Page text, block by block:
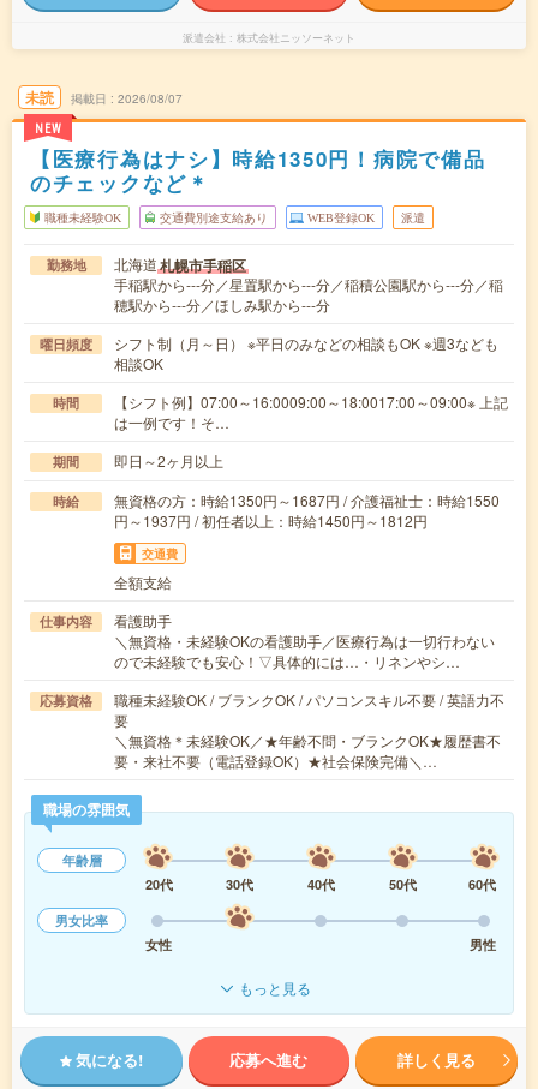
派遣会社 株式会社ニッソーネット
未読
NEW
掲載日 2026/08/07
【医療行為はナシ】時給1350円！病院で備品
のチェックなど＊
職種未経験OK 交通費別途支給あり WEB登録OK 派遣
勤務地 北海道札幌市手稲区
手稲駅から---分／星置駅から---分／稲積公園駅から---分／稲
穂駅から---分／ほしみ駅から---分
曜日頻度
シフト制（月～日） ※平日のみなどの相談もOK ※週3なども
相談OK
時間
【シフト例】07:00～16:0009:00～18:0017:00～09:00※ 上記
は一例です！そ…
期間 即日～2ヶ月以上
時給
無資格の方：時給1350円～1687円 / 介護福祉士：時給1550
円～1937円 / 初任者以上：時給1450円～1812円
交通費
全額支給
仕事内容
看護助手
＼無資格・未経験OKの看護助手／医療行為は一切行わない
ので未経験でも安心！▽具体的には…・リネンやシ…
応募資格
職種未経験OK / ブランクOK / パソコンスキル不要 / 英語力不
要
＼無資格＊未経験OK／★年齢不問・ブランクOK★履歴書不
要・来社不要（電話登録OK）★社会保険完備＼…
職場の雰囲気
年齢層
20代
30代 40代 50代
60代
男女比率
女性
男性
もっと見る
気になる! 応募へ進む 詳しく見る